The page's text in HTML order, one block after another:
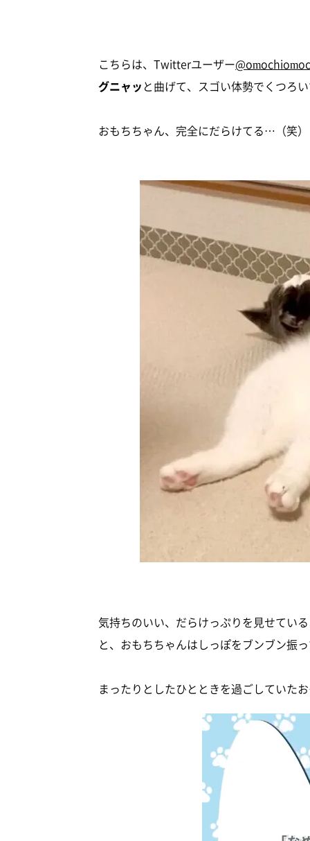
こちらは、Twitterユーザー
グニャッ と曲げて、スゴい体勢でくつろ
おもちちゃん、完全にだらけてる…（笑）
気持ちのいい、だらけっぷりを見せてい
と、おもちちゃんはしっぽをブンブン振
まったりとしたひとときを過ごしていた